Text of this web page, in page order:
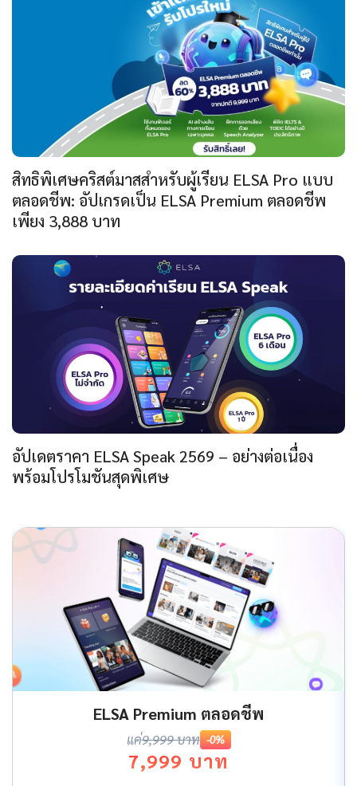
สิทธิพิเศษคริสต์มาสสำหรับผู้เรียน ELSA Pro แบบ
ตลอดชีพ: อัปเกรดเป็น ELSA Premium ตลอดชีพ
เพียง 3,888 บาท
อัปเดตราคา ELSA Speak 2569 – อย่างต่อเนื่อง
พร้อมโปรโมชันสุดพิเศษ
ELSA Premium ตลอดชีพ
แค่9,999 บาท -0%
7,999 บาท